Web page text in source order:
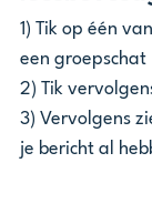
1) Tik op één
een groepschat
2) Tik
3) Vervolgens
je bericht al